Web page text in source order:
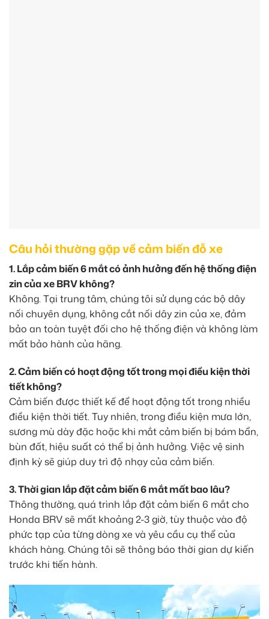
Câu hỏi thường gặp về cảm biến đỗ xe
1. Lắp cảm biến 6 mắt có ảnh hưởng đến hệ thống điện
zin của xe BRV không?
Không. Tại trung tâm, chúng tôi sử dụng các bộ dây
nối chuyên dụng, không cắt nối dây zin của xe, đảm
bảo an toàn tuyệt đối cho hệ thống điện và không làm
mất bảo hành của hãng.
2. Cảm biến có hoạt động tốt trong mọi điều kiện thời
tiết không?
Cảm biến được thiết kế để hoạt động tốt trong nhiều
điều kiện thời tiết. Tuy nhiên, trong điều kiện mưa lớn,
sương mù dày đặc hoặc khi mắt cảm biến bị bám bẩn,
bùn đất, hiệu suất có thể bị ảnh hưởng. Việc vệ sinh
định kỳ sẽ giúp duy trì độ nhạy của cảm biến.
3. Thời gian lắp đặt cảm biến 6 mắt mất bao lâu?
Thông thường, quá trình lắp đặt cảm biến 6 mắt cho
Honda BRV sẽ mất khoảng 2-3 giờ, tùy thuộc vào độ
phức tạp của từng dòng xe và yêu cầu cụ thể của
khách hàng. Chúng tôi sẽ thông báo thời gian dự kiến
trước khi tiến hành.